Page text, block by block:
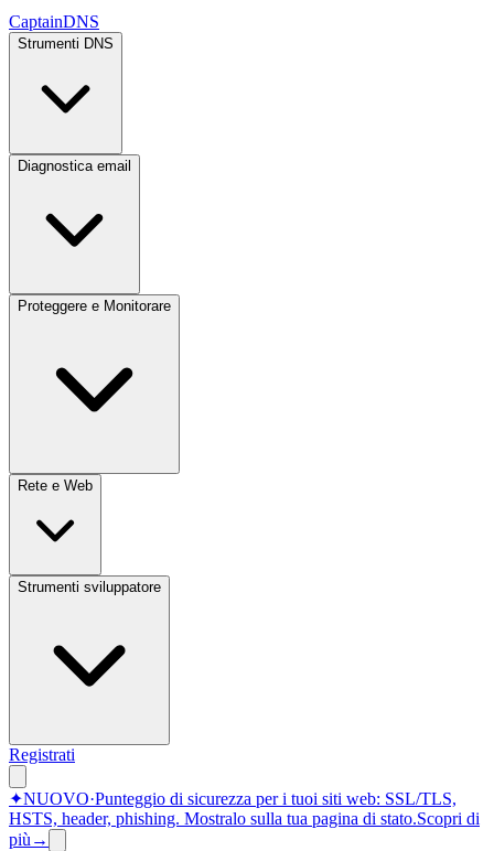
CaptainDNS
Strumenti DNS
Diagnostica email
Proteggere e Monitorare
Rete e Web
Strumenti sviluppatore
Registrati
✦NUOVO·Punteggio di sicurezza per i tuoi siti web: SSL/TLS,
HSTS, header, phishing. Mostralo sulla tua pagina di stato.Scopri di
più →